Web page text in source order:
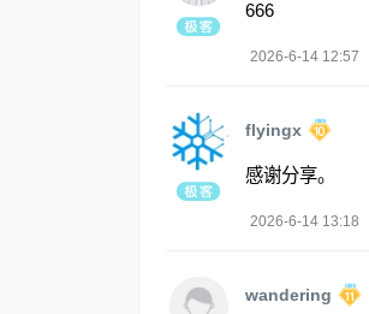
666
2026-6-14 12:57
flyingx
感谢分享。
2026-6-14 13:18
wandering